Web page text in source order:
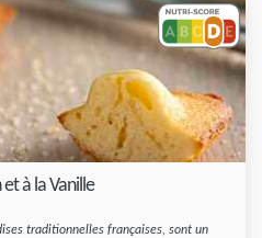
à la Vanille
traditionnelles françaises, sont un